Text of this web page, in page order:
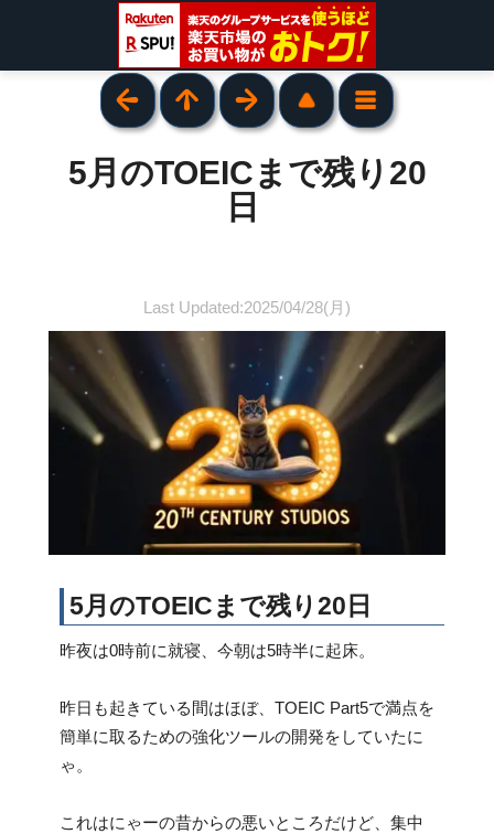
5月のTOEICまで残り20
日
Last Updated:2025/04/28(月)
5月のTOEICまで残り20日
昨夜は0時前に就寝、今朝は5時半に起床。
昨日も起きている間はほぼ、TOEIC Part5で満点を
簡単に取るための強化ツールの開発をしていたに
ゃ。
これはにゃーの昔からの悪いところだけど、集中